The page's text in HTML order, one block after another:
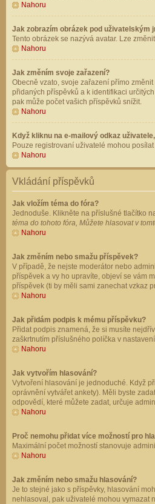
Nahoru
Jak zobrazím obrázek pod uživatelským
Tento obrázek se nazývá avatar. Lze
Nahoru
Jak změním svoje zařazení?
Obecně vzato, svoje zařazení přímo
přidaných příspěvků a k identifikaci
pak může počet vašich příspěvků snížit.
Nahoru
Když kliknu na e-mailový odkaz
Pouze registrovaní uživatelé mohou
Nahoru
Vkládání příspěvků
Jak vložím téma do fóra?
Jednoduše. Klikněte na příslušné tlačítko
téma do tohoto fóra, Můžete hlasovat v
Nahoru
Jak změním nebo smažu příspěvek?
V případě, že nejste moderátor nebo
příspěvek a vy ho upravíte, objeví se vám
příspěvek (ti by měli sami zanechat vzkaz
Nahoru
Jak přidám podpis k mému příspěvku?
Přidat podpis znamená, že si musíte
zaškrtnutím příslušného políčka v
Nahoru
Jak vytvořím hlasování?
Vytvoření hlasování je jednoduché. Když
oprávnění vytvářet ankety). Měli byste
odpovědí, které můžete zadat, určuje
Nahoru
Proč nemohu přidat více možností pro
Maximální počet možností stanovuje
Nahoru
Jak změním nebo smažu hlasování?
Je to stejné jako s příspěvky, hlasování
nehlasoval, pak uživatelé mohou vymazat